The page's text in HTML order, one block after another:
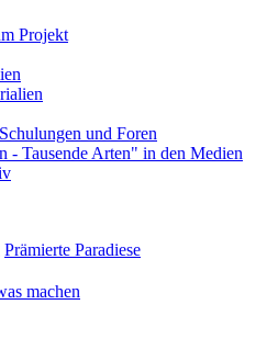
Projekt
und Foren
- Tausende Arten" in den Medien
Prämierte Paradiese